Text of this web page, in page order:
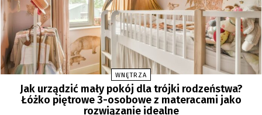
WNĘTRZA
Jak urządzić mały pokój dla trójki rodzeństwa?
Łóżko piętrowe 3-osobowe z materacami jako
rozwiązanie idealne